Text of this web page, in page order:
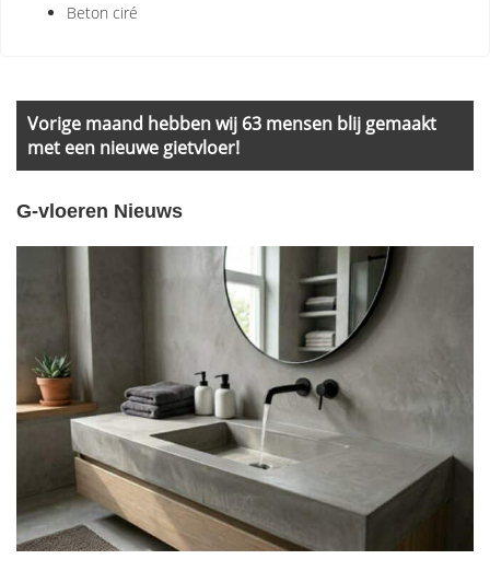
Beton ciré
Vorige maand hebben wij 63 mensen blij gemaakt
met een nieuwe gietvloer!
G-vloeren Nieuws